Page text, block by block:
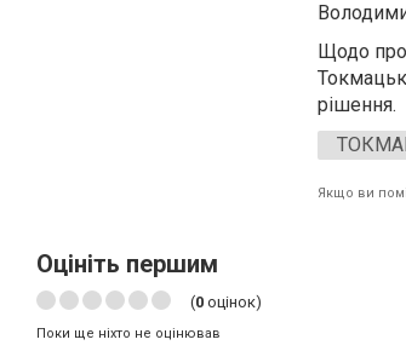
Щодо
рішення.
Якщо ви
Оцініть першим
(0 оцінок)
Поки ще ніхто не оцінював